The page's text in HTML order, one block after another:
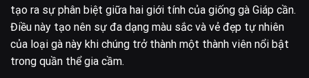
tạo ra sự phân biệt giữa hai giới tính của giống gà Giáp cần.
Điều này tạo nên sự đa dạng màu sắc và vẻ đẹp tự nhiên
của loại gà này khi chúng trở thành một thành viên nổi bật
trong quần thể gia cầm.